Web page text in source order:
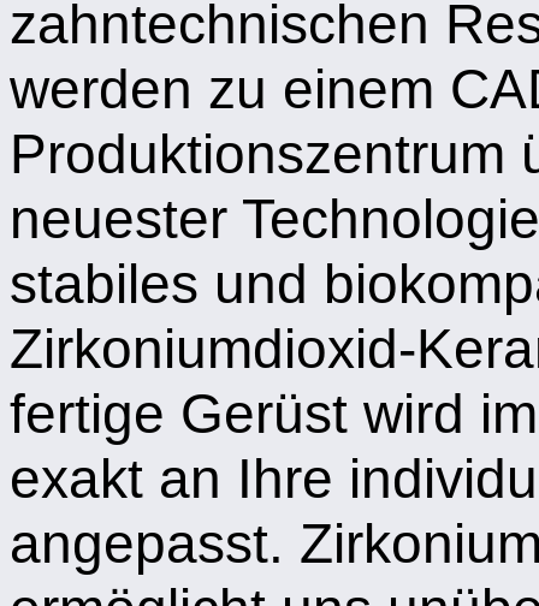
zahntechnischen
werden zu einem
Produktionszentrum
neuester
stabiles und
Zirkoniumdioxid-
fertige Gerüst wird
exakt an Ihre
angepasst.